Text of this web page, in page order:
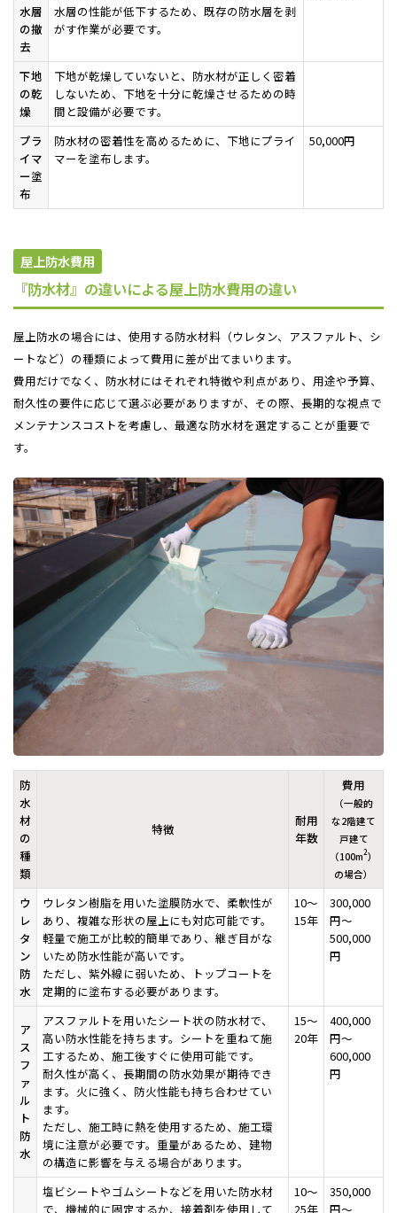
水層
の撤
去
水層の性能が低下するため、既存の防水層を剥
がす作業が必要です。
下地
の乾
燥
下地が乾燥していないと、防水材が正しく密着
しないため、下地を十分に乾燥させるための時
間と設備が必要です。
プラ
イマ
ー塗
布
防水材の密着性を高めるために、下地にプライ
マーを塗布します。
50,000円
屋上防水費用
『防水材』の違いによる屋上防水費用の違い
屋上防水の場合には、使用する防水材料（ウレタン、アスファルト、シ
ートなど）の種類によって費用に差が出てまいります。
費用だけでなく、防水材にはそれぞれ特徴や利点があり、用途や予算、
耐久性の要件に応じて選ぶ必要がありますが、その際、長期的な視点で
メンテナンスコストを考慮し、最適な防水材を選定することが重要で
す。
防
水
材
の
種
類
特徴
耐用
年数
費用
（一般的
な2階建て
戸建て
（100m2）
の場合）
ウ
レ
タ
ン
防
水
ウレタン樹脂を用いた塗膜防水で、柔軟性が
あり、複雑な形状の屋上にも対応可能です。
軽量で施工が比較的簡単であり、継ぎ目がな
いため防水性能が高いです。
ただし、紫外線に弱いため、トップコートを
定期的に塗布する必要があります。
10〜
15年
300,000
円〜
500,000
円
ア
ス
フ
ァ
ル
ト
防
水
アスファルトを用いたシート状の防水材で、
高い防水性能を持ちます。シートを重ねて施
工するため、施工後すぐに使用可能です。
耐久性が高く、長期間の防水効果が期待でき
ます。火に強く、防火性能も持ち合わせてい
ます。
ただし、施工時に熱を使用するため、施工環
境に注意が必要です。重量があるため、建物
の構造に影響を与える場合があります。
15〜
20年
400,000
円〜
600,000
円
塩ビシートやゴムシートなどを用いた防水材
で、機械的に固定するか、接着剤を使用して
10～
25年
350,000
円〜